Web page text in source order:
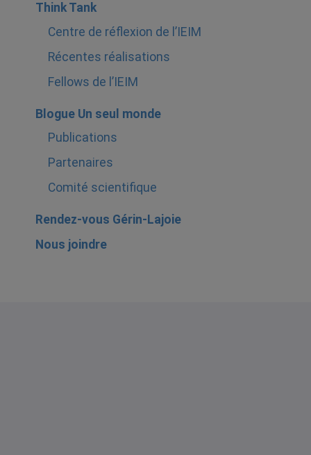
Think Tank
Centre de réflexion de l’IEIM
Récentes réalisations
Fellows de l’IEIM
Blogue Un seul monde
Publications
Partenaires
Comité scientifique
Rendez-vous Gérin-Lajoie
Nous joindre